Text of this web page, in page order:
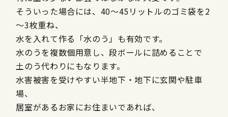
そういった場合には、40～45リットルのゴミ袋を2
～3枚重ね、
水を入れて作る「水のう」も有効です。
水のうを複数個用意し、段ボールに詰めることで
土のう代わりにもなります。
水害被害を受けやすい半地下・地下に玄関や駐車
場、
居室があるお家にお住まいであれば、